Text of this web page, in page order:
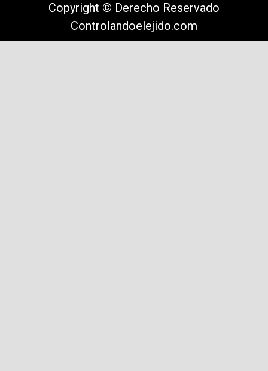
Copyright © Derecho Reservado
Controlandoelejido.com